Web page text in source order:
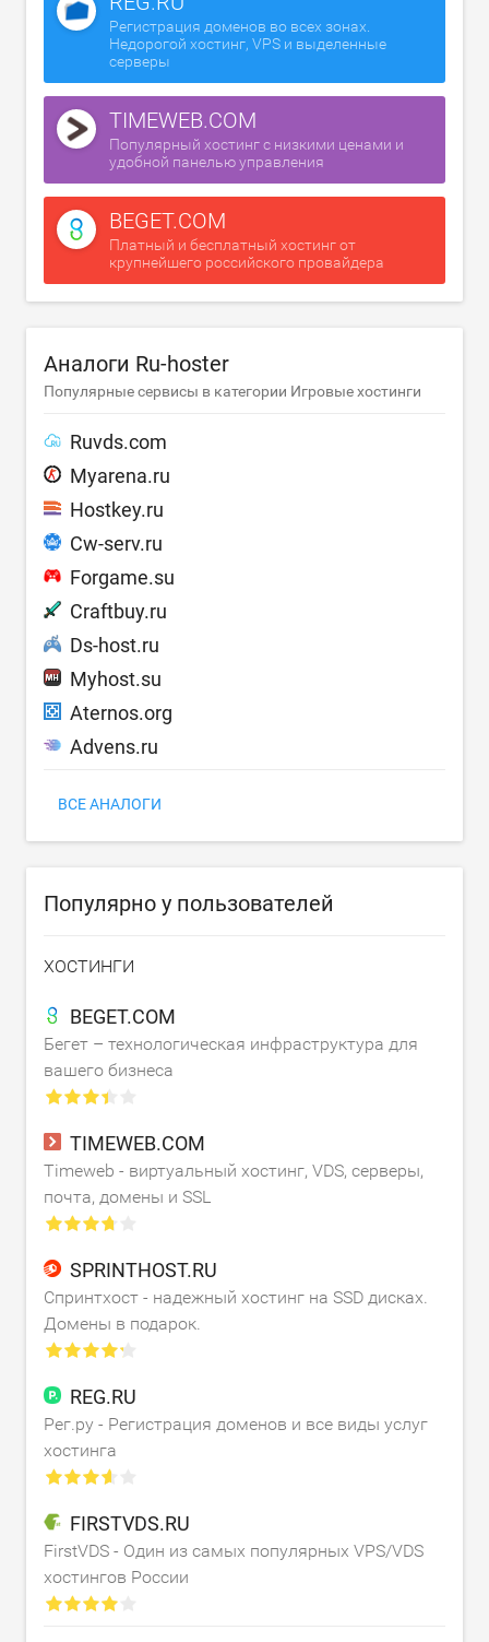
Регистрация доменов во всех зонах.
Недорогой хостинг, VPS и выделенные
серверы
TIMEWEB.COM
Популярный хостинг с низкими ценами и
удобной панелью управления
BEGET.COM
Платный и бесплатный хостинг от
крупнейшего российского провайдера
Аналоги Ru-hoster
Популярные сервисы в категории Игровые хостинги
Ruvds.com
Myarena.ru
Hostkey.ru
Cw-serv.ru
Forgame.su
Craftbuy.ru
Ds-host.ru
Myhost.su
Aternos.org
Advens.ru
ВСЕ АНАЛОГИ
Популярно у пользователей
ХОСТИНГИ
BEGET.COM
Бегет – технологическая инфраструктура для
вашего бизнеса
TIMEWEB.COM
Timeweb - виртуальный хостинг, VDS, серверы,
почта, домены и SSL
SPRINTHOST.RU
Спринтхост - надежный хостинг на SSD дисках.
Домены в подарок.
REG.RU
Рег.ру - Регистрация доменов и все виды услуг
хостинга
FIRSTVDS.RU
FirstVDS - Один из самых популярных VPS/VDS
хостингов России